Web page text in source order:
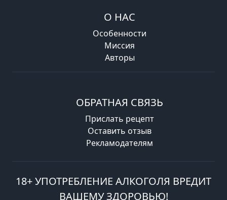
О НАС
Особенности
Миссия
Авторы
ОБРАТНАЯ СВЯЗЬ
Прислать рецепт
Оставить отзыв
Рекламодателям
18+ УПОТРЕБЛЕНИЕ АЛКОГОЛЯ ВРЕДИТ
ВАШЕМУ ЗДОРОВЬЮ!